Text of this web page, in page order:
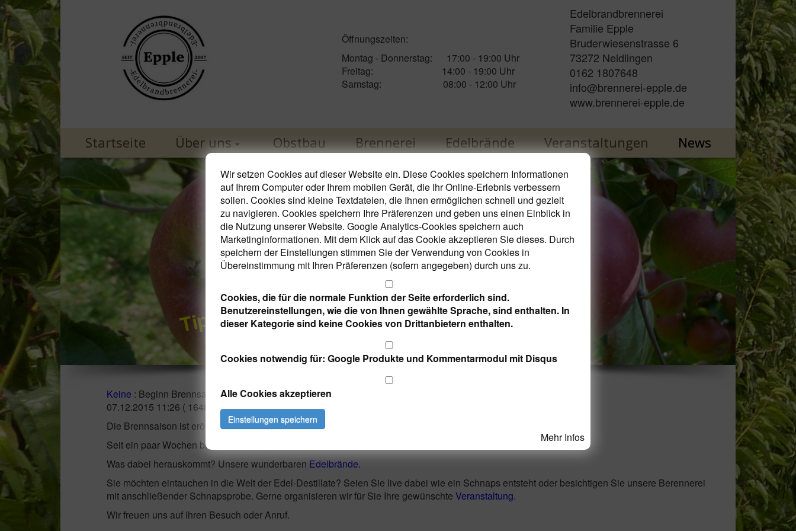
Öffnungszeiten:
Montag - Donnerstag: 17:00 - 19:00 Uhr
Freitag: 14:00 - 19:00 Uhr
Samstag: 08:00 - 12:00 Uhr
Edelbrandbrennerei
Familie Epple
Bruderwiesenstrasse 6
73272 Neidlingen
0162 1807648
info@brennerei-epple.de
www.brennerei-epple.de
Startseite Über uns Obstbau Brennerei Edelbrände Veranstaltungen News
Tipp: Apfelbrand aus dem Eichenfass
Keine : Beginn Brennsaison
07.12.2015 11:26 ( 1648 x gelesen )
Die Brennsaison ist eröffnet.
Seit ein paar Wochen brodelt und dampft es wieder in unserer
Was dabei herauskommt? Unsere wunderbaren Edelbrände.
Sie möchten eintauchen in die Welt der Edel-Destillate? Seien Sie live dabei wie ein Schnaps entsteht oder besichtigen Sie unsere Berennerei
mit anschließender Schnapsprobe. Gerne organisieren wir für Sie Ihre gewünschte Veranstaltung.
Wir freuen uns auf Ihren Besuch oder Anruf.
Wir setzen Cookies auf dieser Website ein. Diese Cookies speichern Informationen
auf Ihrem Computer oder Ihrem mobilen Gerät, die Ihr Online-Erlebnis verbessern
sollen. Cookies sind kleine Textdateien, die Ihnen ermöglichen schnell und gezielt
zu navigieren. Cookies speichern Ihre Präferenzen und geben uns einen Einblick in
die Nutzung unserer Website. Google Analytics-Cookies speichern auch
Marketinginformationen. Mit dem Klick auf das Cookie akzeptieren Sie dieses. Durch
speichern der Einstellungen stimmen Sie der Verwendung von Cookies in
Übereinstimmung mit Ihren Präferenzen (sofern angegeben) durch uns zu.
Cookies, die für die normale Funktion der Seite erforderlich sind.
Benutzereinstellungen, wie die von Ihnen gewählte Sprache, sind enthalten. In
dieser Kategorie sind keine Cookies von Drittanbietern enthalten.
Cookies notwendig für: Google Produkte und Kommentarmodul mit Disqus
Alle Cookies akzeptieren
Einstellungen speichern
Mehr Infos